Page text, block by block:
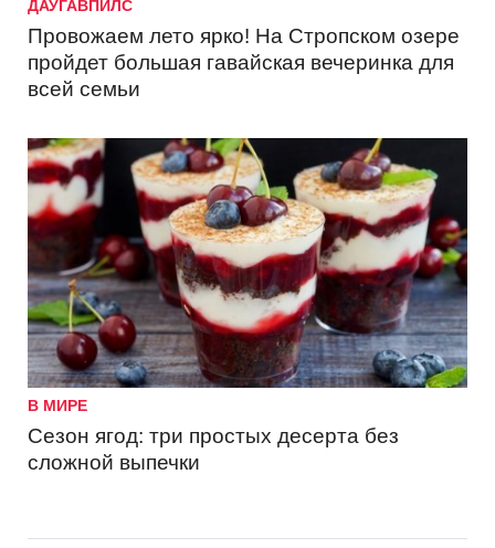
ДАУГАВПИЛС
Провожаем лето ярко! На Стропском озере
пройдет большая гавайская вечеринка для
всей семьи
В МИРЕ
Сезон ягод: три простых десерта без
сложной выпечки